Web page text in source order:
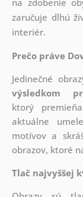
na zdobenie
zaručuje dlhú
interiér.
Prečo práve
Jedinečné
výsledkom
ktorý
aktuálne
motívov a
obrazov, ktoré
Tlač najvyššej